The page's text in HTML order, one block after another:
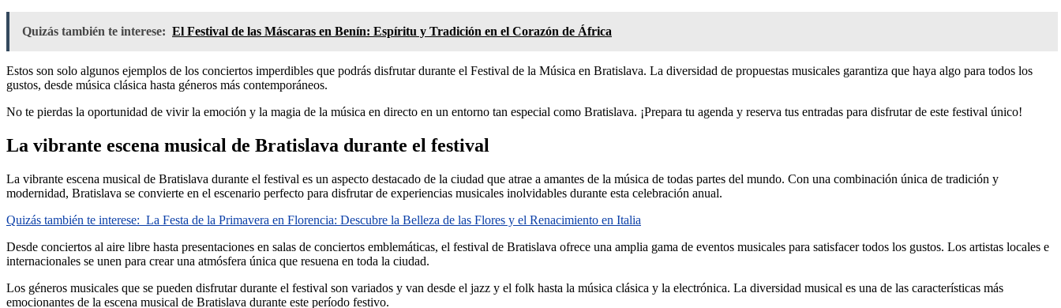
Quizás también te interese: El Festival de las Máscaras en Benín: Espíritu y Tradición en el Corazón de África
Estos son solo algunos ejemplos de los conciertos imperdibles que podrás disfrutar durante el Festival de la Música en Bratislava. La diversidad de propuestas musicales garantiza que haya algo para todos los
gustos, desde música clásica hasta géneros más contemporáneos.
No te pierdas la oportunidad de vivir la emoción y la magia de la música en directo en un entorno tan especial como Bratislava. ¡Prepara tu agenda y reserva tus entradas para disfrutar de este festival único!
La vibrante escena musical de Bratislava durante el festival
La vibrante escena musical de Bratislava durante el festival es un aspecto destacado de la ciudad que atrae a amantes de la música de todas partes del mundo. Con una combinación única de tradición y
modernidad, Bratislava se convierte en el escenario perfecto para disfrutar de experiencias musicales inolvidables durante esta celebración anual.
Quizás también te interese: La Festa de la Primavera en Florencia: Descubre la Belleza de las Flores y el Renacimiento en Italia
Desde conciertos al aire libre hasta presentaciones en salas de conciertos emblemáticas, el festival de Bratislava ofrece una amplia gama de eventos musicales para satisfacer todos los gustos. Los artistas locales e
internacionales se unen para crear una atmósfera única que resuena en toda la ciudad.
Los géneros musicales que se pueden disfrutar durante el festival son variados y van desde el jazz y el folk hasta la música clásica y la electrónica. La diversidad musical es una de las características más
emocionantes de la escena musical de Bratislava durante este período festivo.